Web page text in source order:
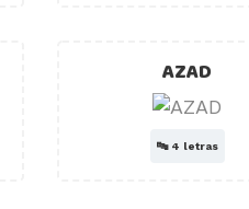
AZAD
🔤 4 letras